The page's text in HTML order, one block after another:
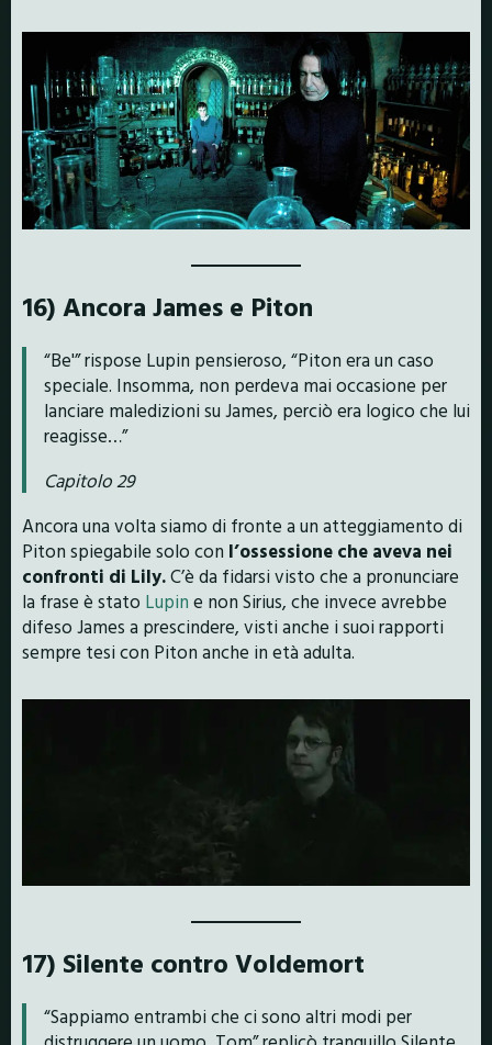
16) Ancora James e Piton
“Be'” rispose Lupin pensieroso, “Piton era un caso
speciale. Insomma, non perdeva mai occasione per
lanciare maledizioni su James, perciò era logico che lui
reagisse…”
Capitolo 29
Ancora una volta siamo di fronte a un atteggiamento di
Piton spiegabile solo con l’ossessione che aveva nei
confronti di Lily.C’è da fidarsi visto che a pronunciare
la frase è stato Lupin e non Sirius, che invece avrebbe
difeso James a prescindere, visti anche i suoi rapporti
sempre tesi con Piton anche in età adulta.
17) Silente contro Voldemort
“Sappiamo entrambi che ci sono altri modi per